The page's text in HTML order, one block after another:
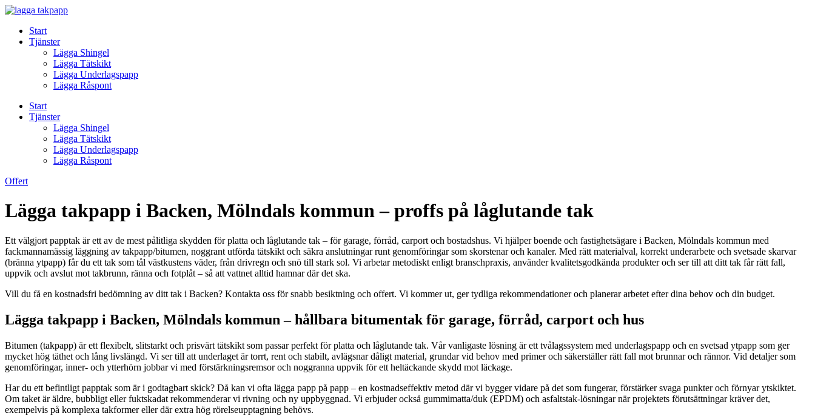
Skip
contentStart
Tjänster
Lägga Shingel
Lägga Tätskikt
Lägga Underlagspapp
Lägga Råspont
Start
Tjänster
Lägga Shingel
Lägga Tätskikt
Lägga Underlagspapp
Lägga Råspont
Offert
Lägga takpapp i Backen, Mölndals kommun – proffs på låglutande tak
Ett välgjort papptak är ett av de mest pålitliga skydden för platta och låglutande tak – för garage, förråd, carport och bostadshus. Vi hjälper boende och fastighetsägare i Backen, Mölndals kommun med
fackmannamässig läggning av takpapp/bitumen, noggrant utförda tätskikt och säkra anslutningar runt genomföringar som skorstenar och kanaler. Med rätt materialval, korrekt underarbete och svetsade skarvar
(bränna ytpapp) får du ett tak som tål västkustens väder, från drivregn och snö till stark sol. Vi arbetar metodiskt enligt branschpraxis, använder kvalitetsgodkända produkter och ser till att ditt tak får rätt fall,
uppvik och avslut mot takbrunn, ränna och fotplåt – så att vattnet alltid hamnar där det ska.
Vill du få en kostnadsfri bedömning av ditt tak i Backen? Kontakta oss för snabb besiktning och offert. Vi kommer ut, ger tydliga rekommendationer och planerar arbetet efter dina behov och din budget.
Lägga takpapp i Backen, Mölndals kommun – hållbara bitumentak för garage, förråd, carport och hus
Bitumen (takpapp) är ett flexibelt, slitstarkt och prisvärt tätskikt som passar perfekt för platta och låglutande tak. Vår vanligaste lösning är ett tvålagssystem med underlagspapp och en svetsad ytpapp som ger
mycket hög täthet och lång livslängd. Vi ser till att underlaget är torrt, rent och stabilt, avlägsnar dåligt material, grundar vid behov med primer och säkerställer rätt fall mot brunnar och rännor. Vid detaljer som
genomföringar, inner- och ytterhörn jobbar vi med förstärkningsremsor och noggranna uppvik för ett heltäckande skydd mot läckage.
Har du ett befintligt papptak som är i godtagbart skick? Då kan vi ofta lägga papp på papp – en kostnadseffektiv metod där vi bygger vidare på det som fungerar, förstärker svaga punkter och förnyar ytskiktet.
Om taket är äldre, bubbligt eller fuktskadat rekommenderar vi rivning och ny uppbyggnad. Vi erbjuder också gummimatta/duk (EPDM) och asfaltstak-lösningar när projektets förutsättningar kräver det,
exempelvis på komplexa takformer eller där extra hög rörelseupptagning behövs.